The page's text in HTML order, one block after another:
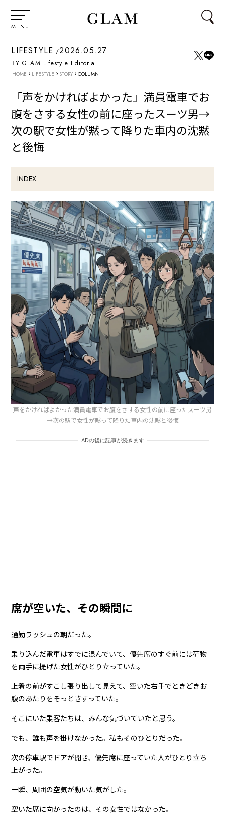
MENU
LIFESTYLE 2026.05.27
BY GLAM Lifestyle Editorial
HOME › LIFESTYLE › STORY › COLUMN
「声をかければよかった」満員電車でお
腹をさする女性の前に座ったスーツ男→
次の駅で女性が黙って降りた車内の沈黙
と後悔
INDEX
声をかければよかった満員電車でお腹をさする女性の前に座ったスーツ男
→次の駅で女性が黙って降りた車内の沈黙と後悔
ADの後に記事が続きます
席が空いた、その瞬間に
通勤ラッシュの朝だった。
乗り込んだ電車はすでに混んでいて、優先席のすぐ前には荷物
を両手に提げた女性がひとり立っていた。
上着の前がすこし張り出して見えて、空いた右手でときどきお
腹のあたりをそっとさすっていた。
そこにいた乗客たちは、みんな気づいていたと思う。
でも、誰も声を掛けなかった。私もそのひとりだった。
次の停車駅でドアが開き、優先席に座っていた人がひとり立ち
上がった。
一瞬、周囲の空気が動いた気がした。
空いた席に向かったのは、その女性ではなかった。